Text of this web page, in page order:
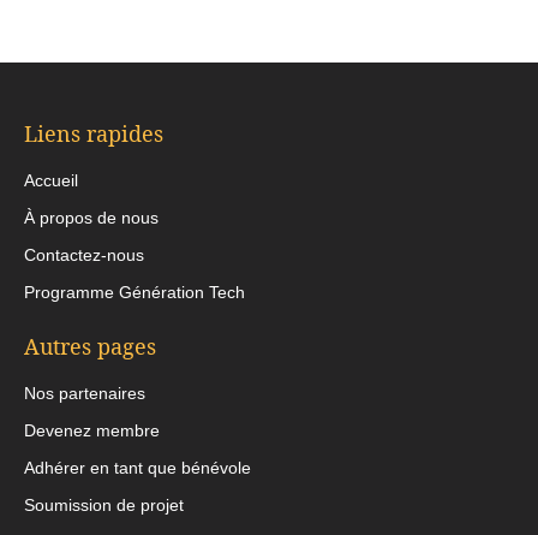
Liens rapides
Accueil
À propos de nous
Contactez-nous
Programme Génération Tech
Autres pages
Nos partenaires
Devenez membre​
Adhérer en tant que bénévole
Soumission de projet